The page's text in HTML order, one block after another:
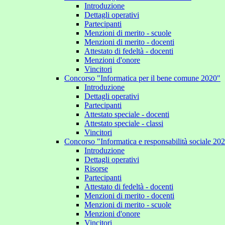
Introduzione
Dettagli operativi
Partecipanti
Menzioni di merito - scuole
Menzioni di merito - docenti
Attestato di fedeltà - docenti
Menzioni d'onore
Vincitori
Concorso "Informatica per il bene comune 2020"
Introduzione
Dettagli operativi
Partecipanti
Attestato speciale - docenti
Attestato speciale - classi
Vincitori
Concorso "Informatica e responsabilità sociale
Introduzione
Dettagli operativi
Risorse
Partecipanti
Attestato di fedeltà - docenti
Menzioni di merito - docenti
Menzioni di merito - scuole
Menzioni d'onore
Vincitori